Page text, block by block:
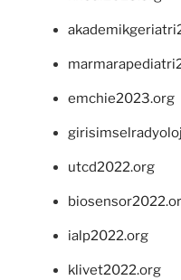
emchie2023.org
utcd2022.org
ialp2022.org
klivet2022.org